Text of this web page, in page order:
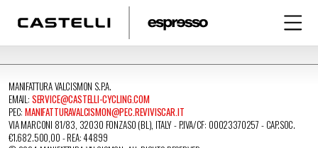
MANIFATTURA VALCISMON S.P.A.
EMAIL: SERVICE@CASTELLI-CYCLING.COM
PEC:MANIFATTURAVALCISMON@PEC.REVIVISCAR.IT
VIA MARCONI 81/83, 32030 FONZASO (BL), ITALY - P.IVA/CF: 00023370257 - CAP.SOC.
€1.682.500,00 - REA: 44899